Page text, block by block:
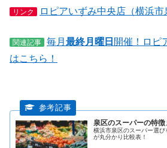
リンク ロピアいずみ中央店（横浜市
関連記事 毎月 最終月曜日 開催！ロピ
はこちら！
泉区のスーパーの特徴
横浜市泉区のスーパー選
が丸分かり比較表！